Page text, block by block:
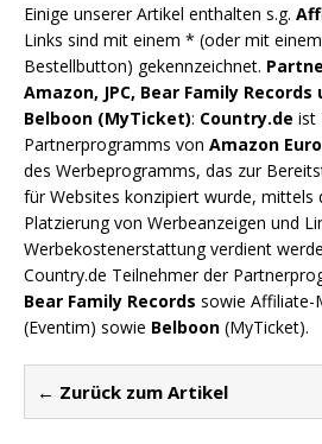
Einige unserer Artikel enthalten s.g.
Links sind mit einem * (oder mit
Bestellbutton) gekennzeichnet.
Amazon, JPC, Bear Family
Belboon (MyTicket): Country.de ist
Partnerprogramms von Amazon
des Werbeprogramms, das zur
für Websites konzipiert wurde, mittels
Platzierung von Werbeanzeigen und
Werbekostenerstattung verdient
Country.de Teilnehmer der
Bear Family Records sowie Affiliate-
(Eventim) sowie Belboon (MyTicket).
← Zurück zum Artikel